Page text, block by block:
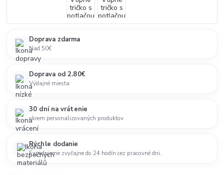
Doprava zdarma
Nad 50€
Doprava od 2.80€
Výdajné miesta
30 dní na vrátenie
okrem personalizovaných produktov
Rýchle dodanie
Expedujeme zvyčajne do 24 hodín cez pracovné dni.